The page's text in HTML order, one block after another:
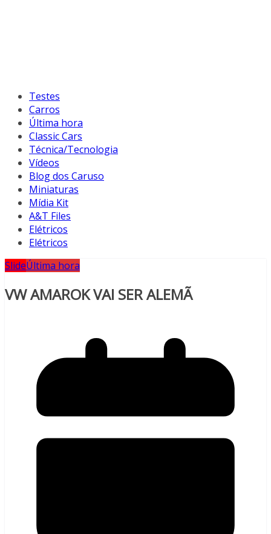
Testes
Carros
Última hora
Classic Cars
Técnica/Tecnologia
Vídeos
Blog dos Caruso
Miniaturas
Mídia Kit
A&T Files
Elétricos
Elétricos
SlideÚltima hora
VW AMAROK VAI SER ALEMÃ